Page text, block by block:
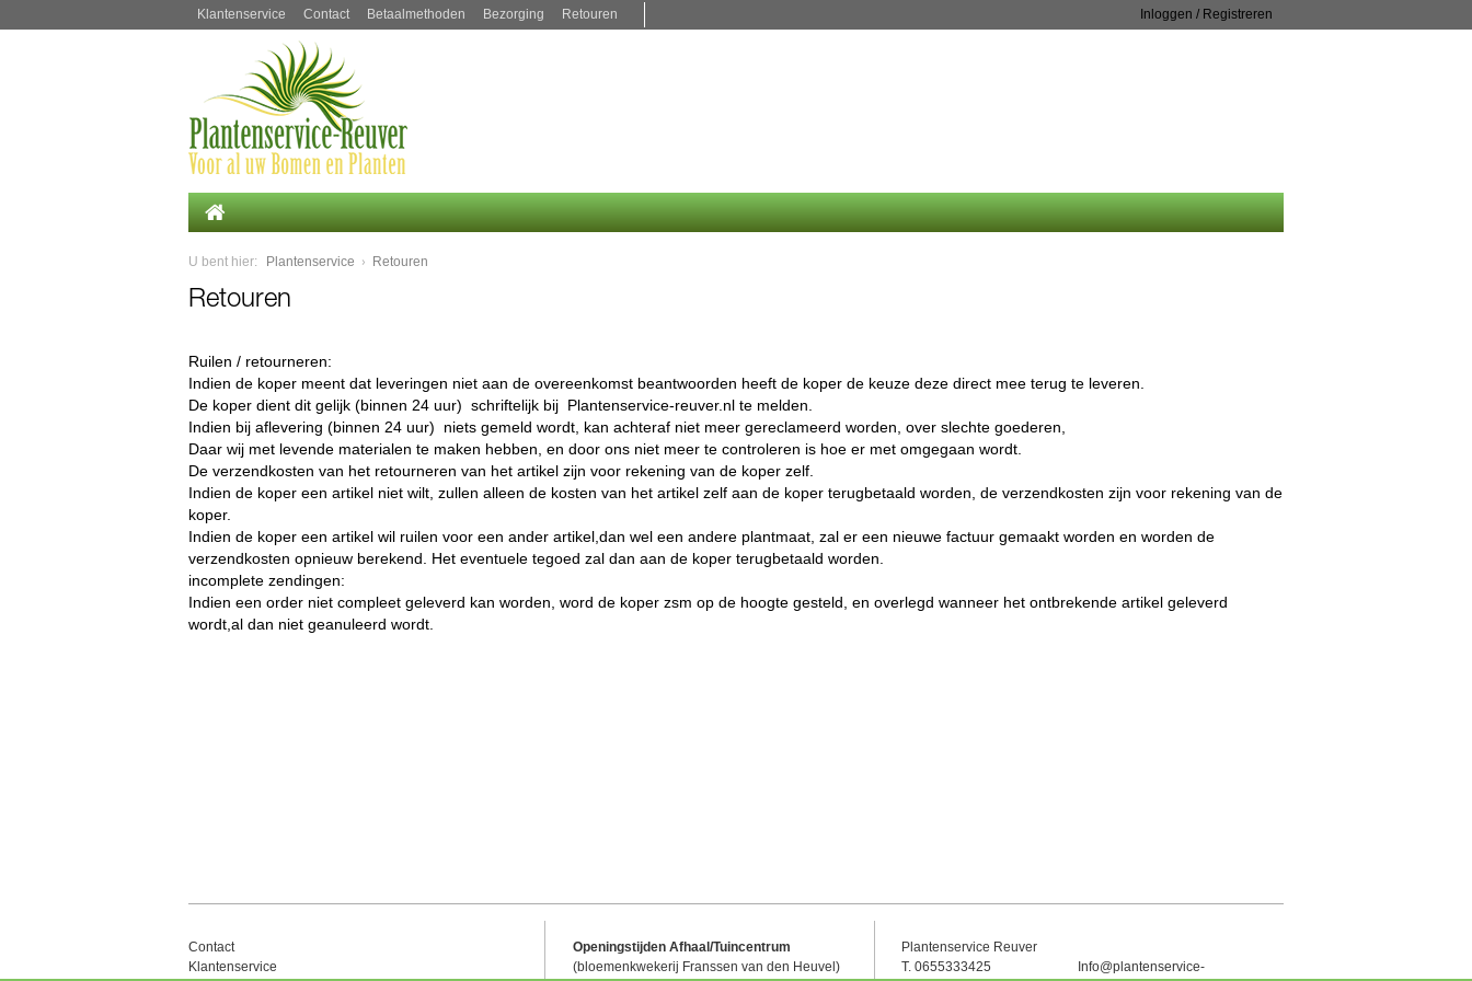
Klantenservice Contact Betaalmethoden Bezorging Retouren Inloggen / Registreren
U bent hier: Plantenservice Retouren
Retouren
Ruilen / retourneren:
Indien de koper meent dat leveringen niet aan de overeenkomst beantwoorden heeft de koper de keuze deze direct mee terug te leveren.
De koper dient dit gelijk (binnen 24 uur) schriftelijk bij Plantenservice-reuver.nl te melden.
Indien bij aflevering (binnen 24 uur) niets gemeld wordt, kan achteraf niet meer gereclameerd worden, over slechte goederen,
Daar wij met levende materialen te maken hebben, en door ons niet meer te controleren is hoe er met omgegaan wordt.
De verzendkosten van het retourneren van het artikel zijn voor rekening van de koper zelf.
Indien de koper een artikel niet wilt, zullen alleen de kosten van het artikel zelf aan de koper terugbetaald worden, de verzendkosten zijn voor rekening van de
koper.
Indien de koper een artikel wil ruilen voor een ander artikel,dan wel een andere plantmaat, zal er een nieuwe factuur gemaakt worden en worden de
verzendkosten opnieuw berekend. Het eventuele tegoed zal dan aan de koper terugbetaald worden.
incomplete zendingen:
Indien een order niet compleet geleverd kan worden, word de koper zsm op de hoogte gesteld, en overlegd wanneer het ontbrekende artikel geleverd
wordt,al dan niet geanuleerd wordt.
Contact
Klantenservice
Openingstijden Afhaal/Tuincentrum
(bloemenkwekerij Franssen van den Heuvel)
Plantenservice Reuver
T. 0655333425
Info@plantenservice-